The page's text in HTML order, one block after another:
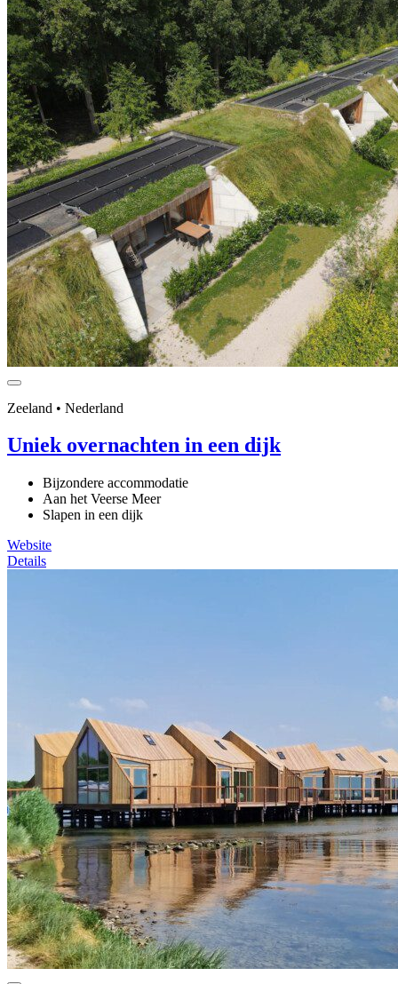
Zeeland • Nederland
Uniek overnachten in een dijk
Bijzondere accommodatie
Aan het Veerse Meer
Slapen in een dijk
Website
Details